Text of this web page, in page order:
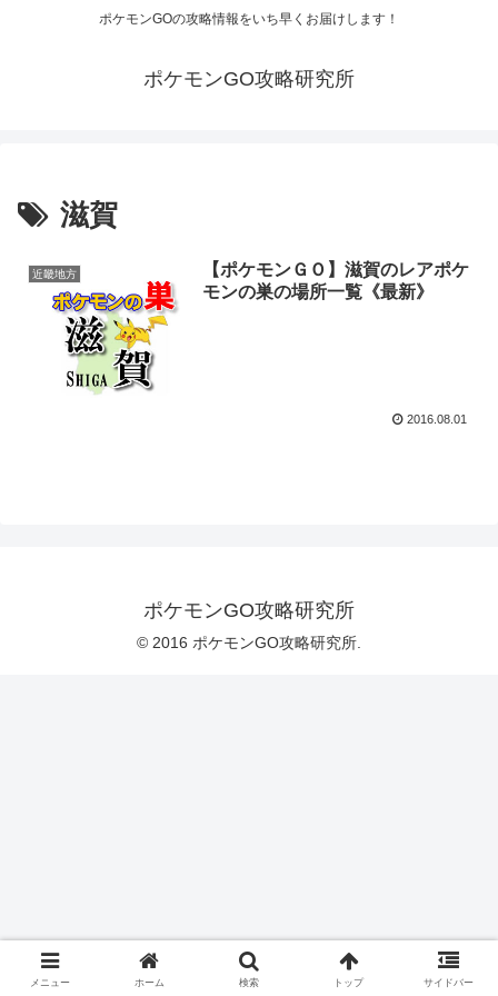
ポケモンGOの攻略情報をいち早くお届けします！
ポケモンGO攻略研究所
滋賀
近畿地方
【ポケモンＧＯ】滋賀のレアポケ
モンの巣の場所一覧《最新》
2016.08.01
ポケモンGO攻略研究所
© 2016 ポケモンGO攻略研究所.
メニュー ホーム 検索 トップ サイドバー